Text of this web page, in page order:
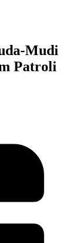
Mudi
Patroli